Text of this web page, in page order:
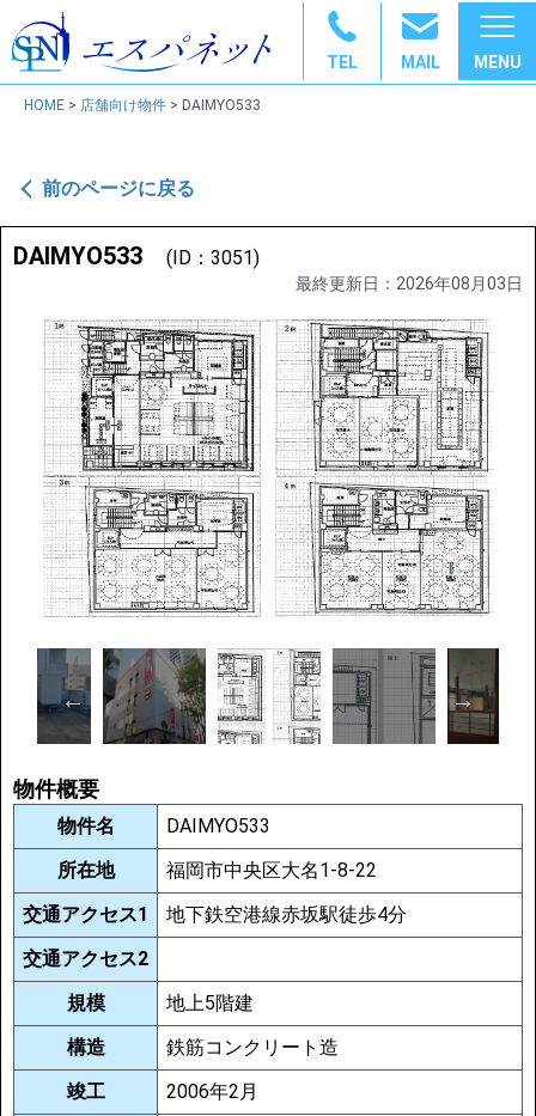
TEL MAIL
HOME > 店舗向け物件 > DAIMYO533
前のページに戻る
DAIMYO533 (ID：3051)
最終更新日：2026年08月03日
物件概要
物件名
DAIMYO533
所在地
福岡市中央区大名1-8-22
交通アクセス1
地下鉄空港線赤坂駅徒歩4分
交通アクセス2
規模
地上5階建
構造
鉄筋コンクリート造
竣工
2006年2月